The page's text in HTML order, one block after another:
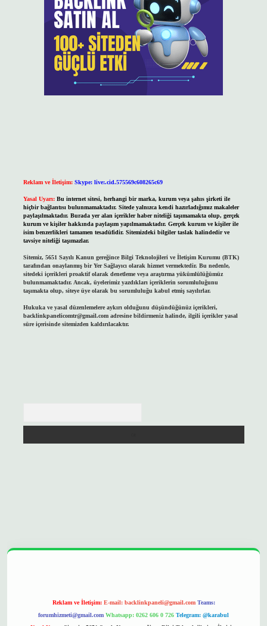
Reklam ve İletişim: Skype: live:.cid.575569c608265c69
Yasal Uyarı: Bu internet sitesi, herhangi bir marka, kurum veya şahıs şirketi ile
hiçbir bağlantısı bulunmamaktadır. Sitede yalnızca kendi hazırladığımız makaleler
paylaşılmaktadır. Burada yer alan içerikler haber niteliği taşımamakta olup, gerçek
kurum ve kişiler hakkında paylaşım yapılmamaktadır. Gerçek kurum ve kişiler ile
isim benzerlikleri tamamen tesadüfidir. Sitemizdeki bilgiler taslak halindedir ve
tavsiye niteliği taşımazlar.
Sitemiz, 5651 Sayılı Kanun gereğince Bilgi Teknolojileri ve İletişim Kurumu (BTK)
tarafından onaylanmış bir Yer Sağlayıcı olarak hizmet vermektedir. Bu nedenle,
sitedeki içerikleri proaktif olarak denetleme veya araştırma yükümlülüğümüz
bulunmamaktadır. Ancak, üyelerimiz yazdıkları içeriklerin sorumluluğunu
taşımakta olup, siteye üye olarak bu sorumluluğu kabul etmiş sayılırlar.
Hukuka ve yasal düzenlemelere aykırı olduğunu düşündüğünüz içerikleri,
backlinkpanelicomtr@gmail.comadresine bildirmeniz halinde, ilgili içerikler yasal
süre içerisinde sitemizden kaldırılacaktır.
Reklam ve İletişim: E-mail: backlinkpaneli@gmail.com Teams:
forumhizmeti@gmail.com Whatsapp: 0262 606 0 726 Telegram: @karabul